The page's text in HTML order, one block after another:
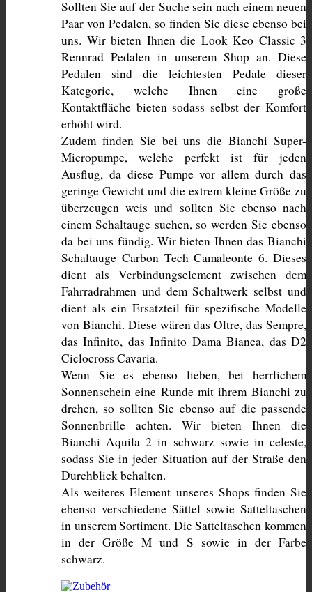
Sollten Sie auf der Suche sein nach einem neuen
Paar von Pedalen, so finden Sie diese ebenso bei
uns. Wir bieten Ihnen die Look Keo Classic 3
Rennrad Pedalen in unserem Shop an. Diese
Pedalen sind die leichtesten Pedale dieser
Kategorie, welche Ihnen eine große
Kontaktfläche bieten sodass selbst der Komfort
erhöht wird.
Zudem finden Sie bei uns die Bianchi Super-
Micropumpe, welche perfekt ist für jeden
Ausflug, da diese Pumpe vor allem durch das
geringe Gewicht und die extrem kleine Größe zu
überzeugen weis und sollten Sie ebenso nach
einem Schaltauge suchen, so werden Sie ebenso
da bei uns fündig. Wir bieten Ihnen das Bianchi
Schaltauge Carbon Tech Camaleonte 6. Dieses
dient als Verbindungselement zwischen dem
Fahrradrahmen und dem Schaltwerk selbst und
dient als ein Ersatzteil für spezifische Modelle
von Bianchi. Diese wären das Oltre, das Sempre,
das Infinito, das Infinito Dama Bianca, das D2
Ciclocross Cavaria.
Wenn Sie es ebenso lieben, bei herrlichem
Sonnenschein eine Runde mit ihrem Bianchi zu
drehen, so sollten Sie ebenso auf die passende
Sonnenbrille achten. Wir bieten Ihnen die
Bianchi Aquila 2 in schwarz sowie in celeste,
sodass Sie in jeder Situation auf der Straße den
Durchblick behalten.
Als weiteres Element unseres Shops finden Sie
ebenso verschiedene Sättel sowie Satteltaschen
in unserem Sortiment. Die Satteltaschen kommen
in der Größe M und S sowie in der Farbe
schwarz.